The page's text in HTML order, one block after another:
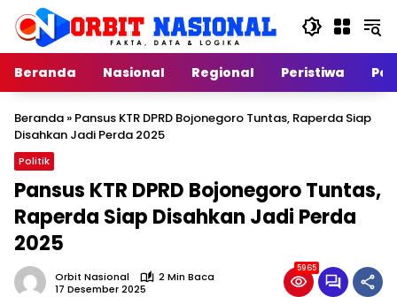
Langsung
konten
Beranda
Nasional Regional Peristiwa
Beranda» Pansus KTR DPRD Bojonegoro Tuntas, Raperda Siap
Disahkan Jadi Perda 2025
Politik
Pansus KTR DPRD Bojonegoro Tuntas,
Raperda Siap Disahkan Jadi Perda
2025
Orbit Nasional
2 Min Baca
17 Desember 2025
5965